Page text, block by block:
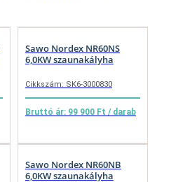
Sawo Nordex NR60NS
6,0KW szaunakályha
Cikkszám: SK6-3000830
Bruttó ár: 99 900 Ft / darab
Sawo Nordex NR60NB
6,0KW szaunakályha